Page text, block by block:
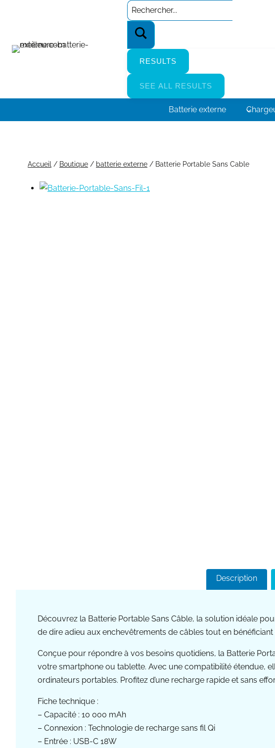
Search
…
RESULTS
SEE ALL RESULTS
Batterie externe
Accueil / Boutique / batterie externe / Batterie Portable Sans Cable
Description
Découvrez la Batterie Portable Sans Câble, la solution idéale
de dire adieu aux enchevêtrements de câbles tout en
Conçue pour répondre à vos besoins quotidiens, la Batterie
votre smartphone ou tablette. Avec une compatibilité étendue,
ordinateurs portables. Profitez d’une recharge rapide et sans
Fiche technique :
– Capacité : 10 000 mAh
– Connexion : Technologie de recharge sans fil Qi
– Entrée : USB-C 18W